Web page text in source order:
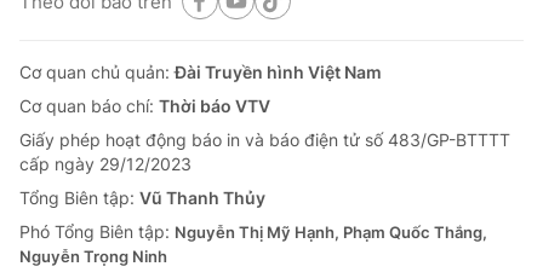
Giải sao mai
Du lịch
Làm đẹp
Chất lượng cuộc sống
Tuyển sinh
Học trực tuyến
Công nghệ
Hitech Công nghệ tương lai
Sản phẩm
Thị trường
Giao lưu trực tuyến
Lịch phát sóng
Cơ quan chủ quản:Đài Truyền hình Việt Nam
Cơ quan báo chí: Thời báo VTV
Giấy phép hoạt động báo in và báo điện tử số 483/GP-BTTTT
cấp ngày 29/12/2023
Tổng Biên tập: Vũ Thanh Thủy
Phó Tổng Biên tập: Nguyễn Thị Mỹ Hạnh, Phạm Quốc Thắng,
Nguyễn Trọng Ninh